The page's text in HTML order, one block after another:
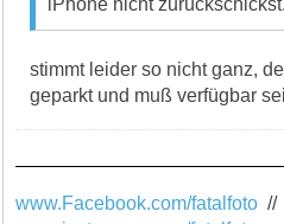
stimmt leider so nicht ganz,
geparkt und muß verfügbar
www.Facebook.com/fatalfoto